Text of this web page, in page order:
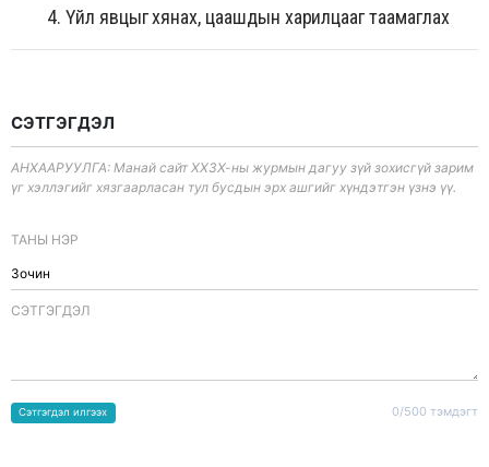
Үйл явцыг хянах, цаашдын харилцааг таамаглах
СЭТГЭГДЭЛ
АНХААРУУЛГА: Манай сайт ХХЗХ-ны журмын дагуу зүй зохисгүй зарим
үг хэллэгийг хязгаарласан тул бусдын эрх ашгийг хүндэтгэн үзнэ үү.
ТАНЫ НЭР
CЭТГЭГДЭЛ
0/500 тэмдэгт
Сэтгэгдэл илгээх